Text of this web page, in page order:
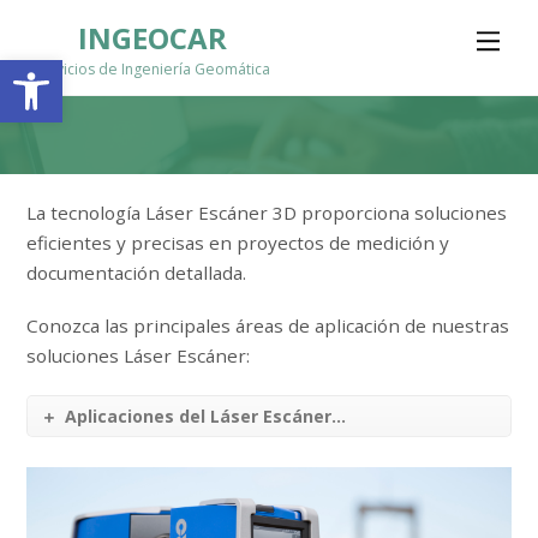
Abrir barra de herramientas
INGEOCAR
Servicios de Ingeniería Geomática
La tecnología Láser Escáner 3D proporciona soluciones
eficientes y precisas en proyectos de medición y
documentación detallada.
Conozca las principales áreas de aplicación de nuestras
soluciones Láser Escáner:
Aplicaciones del Láser Escáner...